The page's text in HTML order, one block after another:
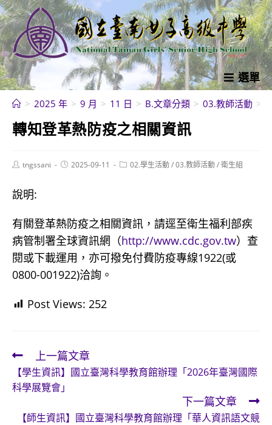
跳
轉
至
主
要
內
選單
> 2025 年 > 9 月 > 11 日 > B.文章分類 > 03.教師活動 >
轉知登革熱防疫之相關資訊
Posttngssani
Post2025-09-11
Post02.學生活動/03.教師活動/衛生組
說明:
有關登革熱防疫之相關資訊，請逕至衛生福利部疾
病管制署全球資訊網（http://www.cdc.gov.tw）查
閱或下載運用，亦可撥免付費防疫專線1922(或
0800-001922)洽詢。
Post Views: 252
Read
more
articles
上一篇文章
【學生資訊】國立臺灣科學教育館辦理「2026年臺灣國際
科學展覽會」
下一篇文章
【師生資訊】國立臺灣科學教育館辦理「華人資訊語文競